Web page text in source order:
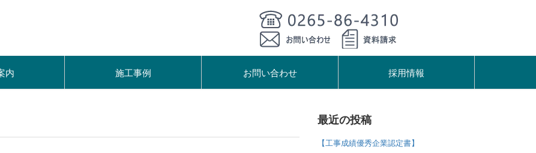
内 施工事例 お問い合わせ 採用情報
最近の投稿
【工事成績優秀企業認定書】